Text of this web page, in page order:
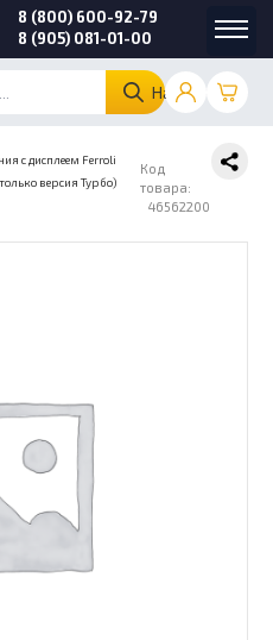
Найти
8 (800) 600-92-79
8 (905) 081-01-00
с дисплеем Ferroli
версия Турбо)
Код
товара:
46562200